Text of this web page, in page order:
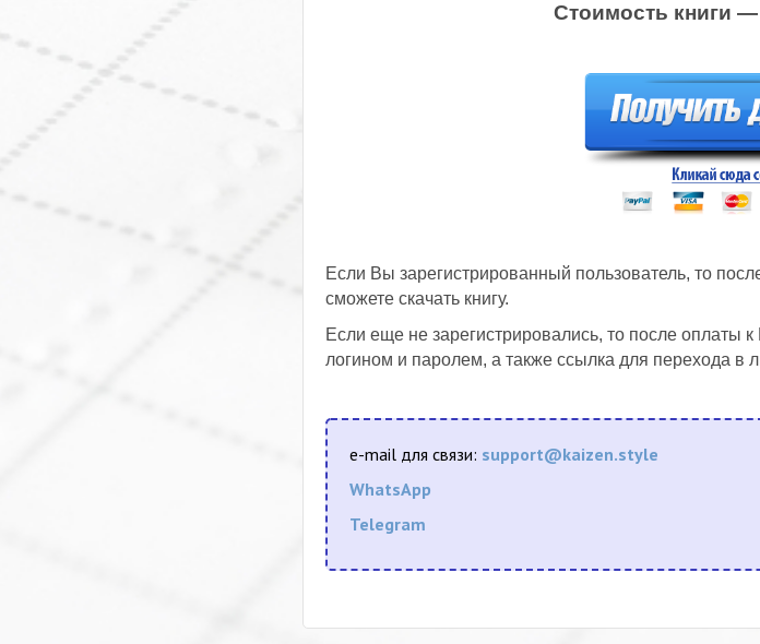
Стоимость книги
Если Вы зарегистрированный пользователь, то
сможете скачать книгу.
Если еще не зарегистрировались, то после оплаты
логином и паролем, а также ссылка для перехода в
e-mail для связи: support@kaizen.style
WhatsApp
Telegram